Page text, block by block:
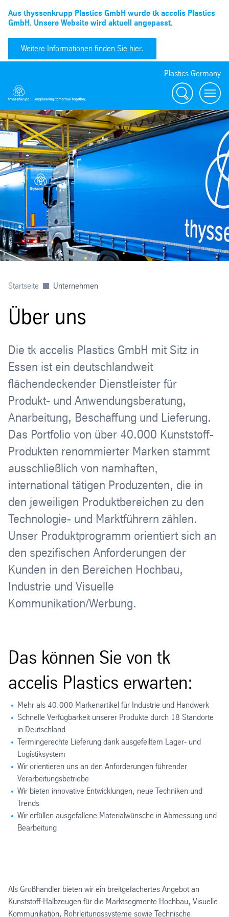
Aus thyssenkrupp Plastics GmbH wurde tk accelis Plastics
GmbH. Unsere Website wird aktuell angepasst.
Weitere Informationen finden Sie hier.
Plastics Germany
Suchen menu
Startseite Unternehmen
Über uns
Die tk accelis Plastics GmbH mit Sitz in
Essen ist ein deutschlandweit
flächendeckender Dienstleister für
Produkt- und Anwendungsberatung,
Anarbeitung, Beschaffung und Lieferung.
Das Portfolio von über 40.000 Kunststoff-
Produkten renommierter Marken stammt
ausschließlich von namhaften,
international tätigen Produzenten, die in
den jeweiligen Produktbereichen zu den
Technologie- und Marktführern zählen.
Unser Produktprogramm orientiert sich an
den spezifischen Anforderungen der
Kunden in den Bereichen Hochbau,
Industrie und Visuelle
Kommunikation/Werbung.
Das können Sie von tk
accelis Plastics erwarten:
Mehr als 40.000 Markenartikel für Industrie und Handwerk
Schnelle Verfügbarkeit unserer Produkte durch 18 Standorte
in Deutschland
Termingerechte Lieferung dank ausgefeiltem Lager- und
Logistiksystem
Wir orientieren uns an den Anforderungen führender
Verarbeitungsbetriebe
Wir bieten innovative Entwicklungen, neue Techniken und
Trends
Wir erfüllen ausgefallene Materialwünsche in Abmessung und
Bearbeitung
Als Großhändler bieten wir ein breitgefächertes Angebot an
Kunststoff-Halbzeugen für die Marktsegmente Hochbau, Visuelle
Kommunikation, Rohrleitungssysteme sowie Technische